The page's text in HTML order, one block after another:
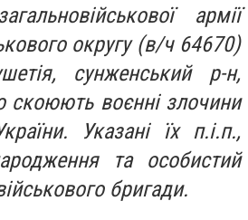
армії
округу (в/ч 64670)
сунженський р-н,
скоюють воєнні злочини
Указані їх п.і.п.,
та особистий
бригади.